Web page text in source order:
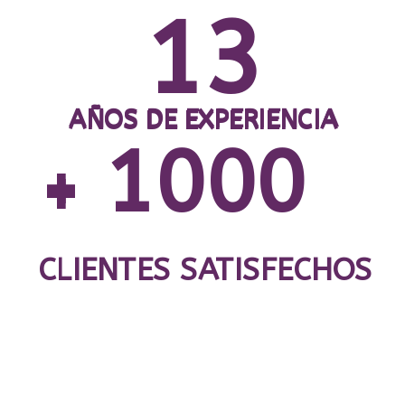
13
AÑOS DE EXPERIENCIA
+ 1000
CLIENTES SATISFECHOS